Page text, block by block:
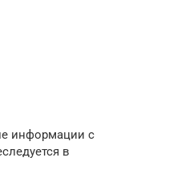
информации с
в